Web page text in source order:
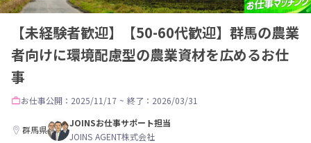
【未経験者歓迎】【50-60代歓迎】群馬の農業
者向けに環境配慮型の農業資材を広めるお仕
事
お仕事公開：2025/11/17 ~ 終了：2026/03/31
群馬県
JOINSお仕事サポート担当
JOINS AGENT株式会社